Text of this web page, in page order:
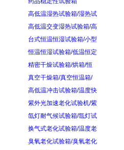
高低温湿热试验箱/湿热试
高低温交变湿热试验箱/高
台式恒温恒湿试验箱/小型
恒温恒湿试验箱/低温恒定
精密干燥试验箱/烘箱/恒
真空干燥箱/真空恒温箱/
高低温冲击试验箱/温度快
紫外光加速老化试验机/紫
氙灯耐气候试验箱/氙灯试
换气式老化试验箱/温度老
臭氧老化试验箱/臭氧老化